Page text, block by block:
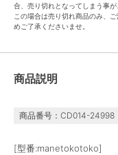
合、売り切れとなってしまう事が
この場合は売り切れ商品のみ、
めご了承くださいませ。
商品説明
商品番号：CD014-24998
[型番:manetokotoko]